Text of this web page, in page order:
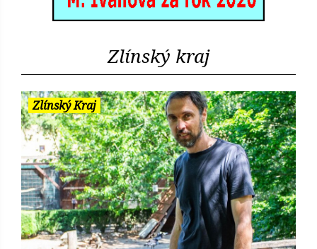
Zlínský kraj
Zlínský Kraj